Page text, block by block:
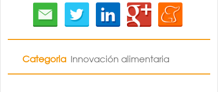
Categoria Innovación alimentaria